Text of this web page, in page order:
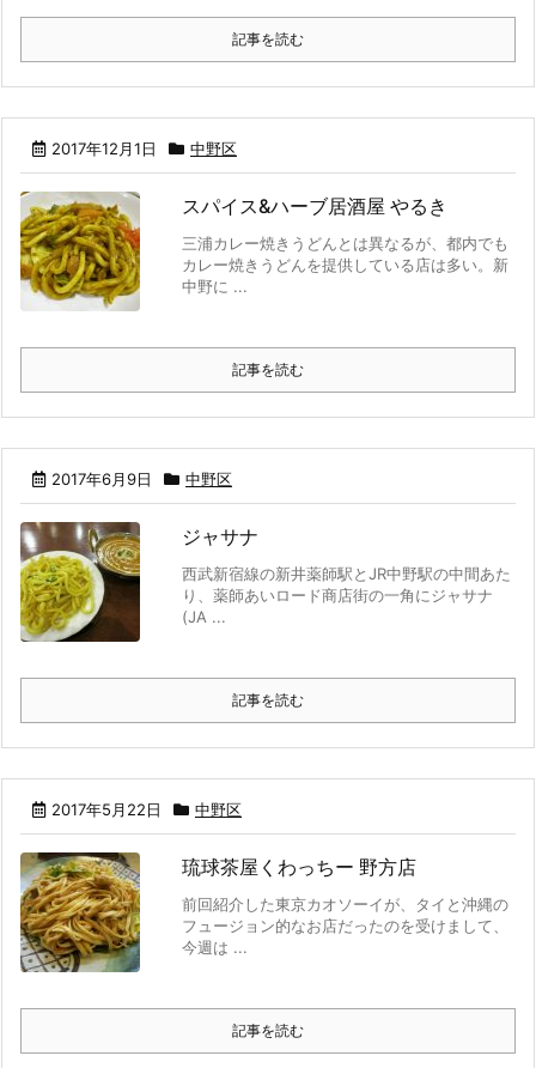
記事を読む
2017年12月1日 中野区
スパイス&ハーブ居酒屋 やるき
三浦カレー焼きうどんとは異なるが、都内でも
カレー焼きうどんを提供している店は多い。新
中野に ...
記事を読む
2017年6月9日 中野区
ジャサナ
西武新宿線の新井薬師駅とJR中野駅の中間あた
り、薬師あいロード商店街の一角にジャサナ
(JA ...
記事を読む
2017年5月22日 中野区
琉球茶屋くわっちー 野方店
前回紹介した東京カオソーイが、タイと沖縄の
フュージョン的なお店だったのを受けまして、
今週は ...
記事を読む